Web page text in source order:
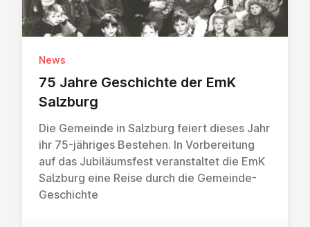
News
75 Jahre Geschichte der EmK
Salzburg
Die Gemeinde in Salzburg feiert dieses Jahr
ihr 75-jähriges Bestehen. In Vorbereitung
auf das Jubiläumsfest veranstaltet die EmK
Salzburg eine Reise durch die Gemeinde-
Geschichte